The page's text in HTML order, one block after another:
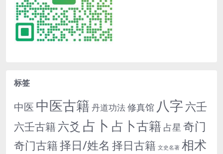
标签
中医 中医古籍 丹道功法修真馆 八字 六壬
六壬古籍 六爻 占卜 占卜古籍 占星 奇门
奇门古籍择日/姓名 择日古籍 文史名著 相术